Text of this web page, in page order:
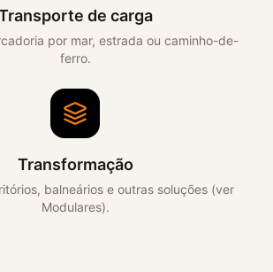
de carga
por mar, estrada ou caminho-de-
ferro.
Transformação
balneários e outras soluções (ver
Modulares).